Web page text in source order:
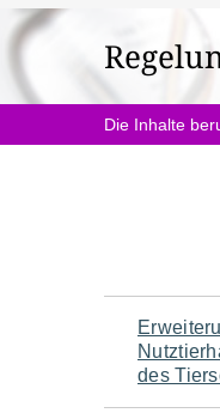
befinden
sich
hier:Die Inhalte
für
des